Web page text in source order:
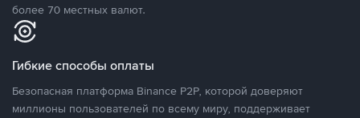
более 70 местных валют.
Гибкие способы оплаты
Безопасная платформа Binance P2P, которой доверяют
миллионы пользователей по всему миру, поддерживает